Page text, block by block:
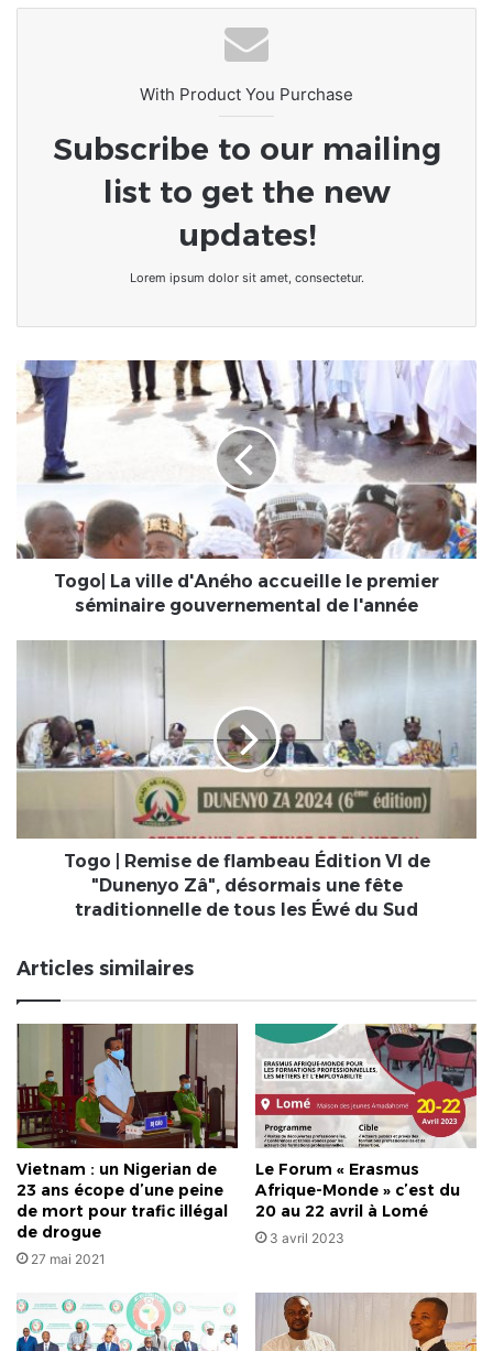
togolais à portée de main
With Product You Purchase
Subscribe to our mailing
list to get the new
updates!
Lorem ipsum dolor sit amet, consectetur.
Togo|
ville
accueille
premier
séminaire
gouvernemental
Togo| La ville d'Aného accueille le premier
séminaire gouvernemental de l'année
flambeau
Édition
de
tous
Sud
Togo | Remise de flambeau Édition VI de
"Dunenyo Zâ", désormais une fête
traditionnelle de tous les Éwé du Sud
Articles similaires
Vietnam : un Nigerian de
23 ans écope d’une peine
de mort pour trafic illégal
de drogue
27 mai 2021
Le Forum « Erasmus
Afrique-Monde » c’est du
20 au 22 avril à Lomé
3 avril 2023